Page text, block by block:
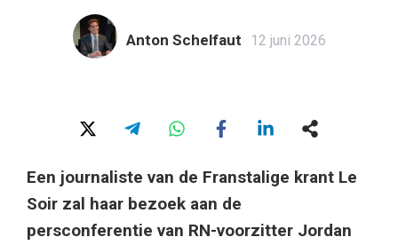
Anton Schelfaut 12 juni 2026
Een journaliste van de Franstalige krant Le
Soir zal haar bezoek aan de
persconferentie van RN-voorzitter Jordan